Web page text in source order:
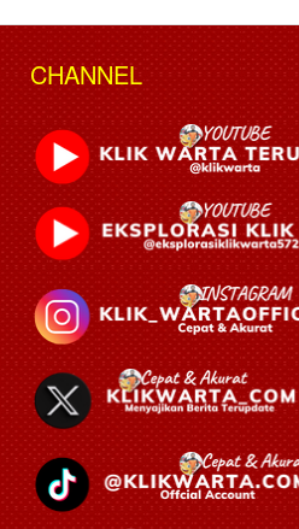
CHANNEL